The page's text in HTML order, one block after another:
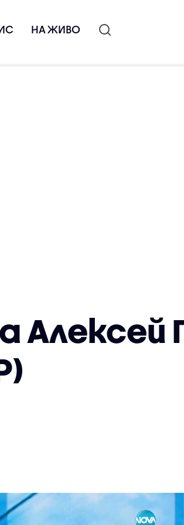
НА ЖИВО
Алексей